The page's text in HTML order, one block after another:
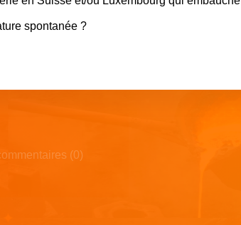
spontanée ?
(0)